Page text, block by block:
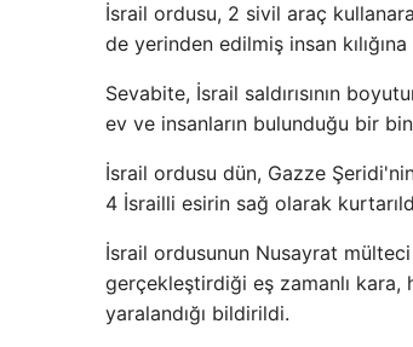
İsrail ordusu, 2 sivil araç
de yerinden edilmiş insan
Sevabite, İsrail saldırısının
ev ve insanların bulunduğu bir
İsrail ordusu dün, Gazze
4 İsrailli esirin sağ olarak
İsrail ordusunun Nusayrat
gerçekleştirdiği eş zamanlı kara,
yaralandığı bildirildi.